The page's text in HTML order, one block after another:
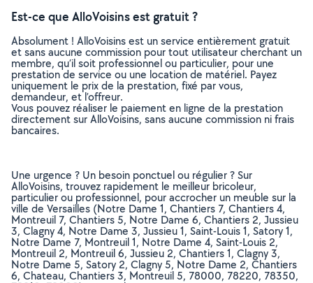
Est-ce que AlloVoisins est gratuit ?
Absolument ! AlloVoisins est un service entièrement gratuit
et sans aucune commission pour tout utilisateur cherchant un
membre, qu’il soit professionnel ou particulier, pour une
prestation de service ou une location de matériel. Payez
uniquement le prix de la prestation, fixé par vous,
demandeur, et l’offreur.
Vous pouvez réaliser le paiement en ligne de la prestation
directement sur AlloVoisins, sans aucune commission ni frais
bancaires.
Une urgence ? Un besoin ponctuel ou régulier ? Sur
AlloVoisins, trouvez rapidement le meilleur bricoleur,
particulier ou professionnel, pour accrocher un meuble sur la
ville de Versailles (Notre Dame 1, Chantiers 7, Chantiers 4,
Montreuil 7, Chantiers 5, Notre Dame 6, Chantiers 2, Jussieu
3, Clagny 4, Notre Dame 3, Jussieu 1, Saint-Louis 1, Satory 1,
Notre Dame 7, Montreuil 1, Notre Dame 4, Saint-Louis 2,
Montreuil 2, Montreuil 6, Jussieu 2, Chantiers 1, Clagny 3,
Notre Dame 5, Satory 2, Clagny 5, Notre Dame 2, Chantiers
6, Chateau, Chantiers 3, Montreuil 5, 78000, 78220, 78350,